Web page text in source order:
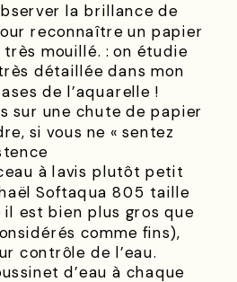
la brillance de
reconnaître un papier
mouillé. : on étudie
détaillée dans mon
de l’aquarelle !
sur une chute de papier
si vous ne « sentez
à lavis plutôt petit
Softaqua 805 taille
est bien plus gros que
comme fins),
contrôle de l’eau.
d’eau à chaque